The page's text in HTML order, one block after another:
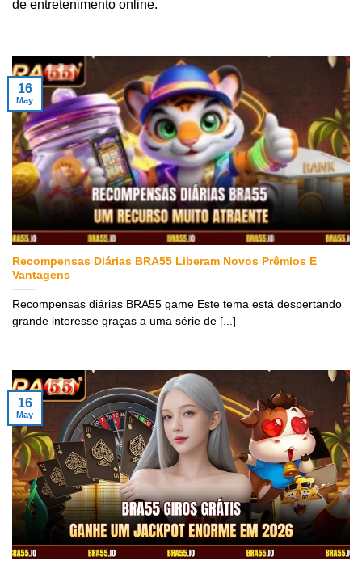
de entretenimento online.
Recompensas Diárias BRA55 Liberam Novos Prêmios E
Vantagens
Recompensas diárias BRA55 game Este tema está despertando
grande interesse graças a uma série de [...]
16
May
16
May